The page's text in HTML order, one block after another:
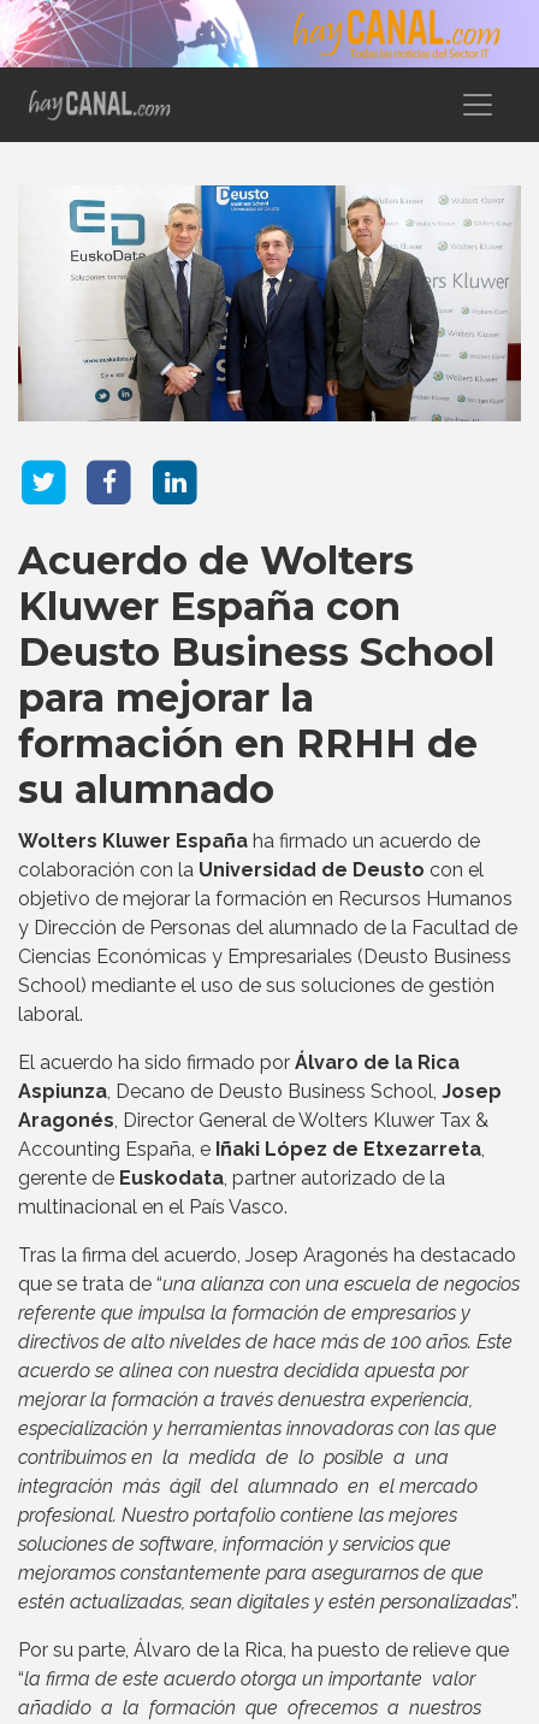
Acuerdo de Wolters
Kluwer España con
Deusto Business School
para mejorar la
formación en RRHH de
su alumnado
Wolters Kluwer España ha firmado un acuerdo de
colaboración con la Universidad de Deusto con el
objetivo de mejorar la formación en Recursos Humanos
y Dirección de Personas del alumnado de la Facultad de
Ciencias Económicas y Empresariales (Deusto Business
School) mediante el uso de sus soluciones de gestión
laboral.
El acuerdo ha sido firmado por Álvaro de la Rica
Aspiunza, Decano de Deusto Business School, Josep
Aragonés, Director General de Wolters Kluwer Tax &
Accounting España, e Iñaki López de Etxezarreta,
gerente de Euskodata, partner autorizado de la
multinacional en el País Vasco.
Tras la firma del acuerdo, Josep Aragonés ha destacado
que se trata de “una alianza con una escuela de negocios
referente que impulsa la formación de empresarios y
directivos de alto niveldes de hace más de 100 años. Este
acuerdo se alinea con nuestra decidida apuesta por
mejorar la formación a través denuestra experiencia,
especialización y herramientas innovadoras con las que
contribuimos en la medida de lo posible a una
integración más ágil del alumnado en el mercado
profesional. Nuestro portafolio contiene las mejores
soluciones de software, información y servicios que
mejoramos constantemente para asegurarnos de que
estén actualizadas, sean digitales y estén personalizadas”.
Por su parte, Álvaro de la Rica, ha puesto de relieve que
“la firma de este acuerdo otorga un importante valor
añadido a la formación que ofrecemos a nuestros